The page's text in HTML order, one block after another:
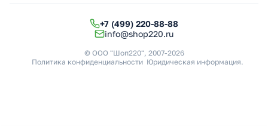
+7 (499) 220-88-88
info@shop220.ru
© ООО "Шоп220", 2007-2026
Политика конфиденциальности Юридическая информация.